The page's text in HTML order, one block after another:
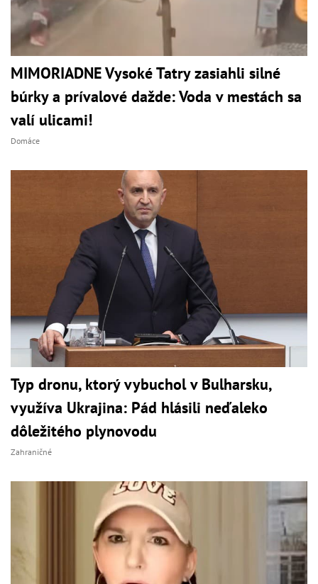
MIMORIADNE Vysoké Tatry zasiahli silné
búrky a prívalové dažde: Voda v mestách sa
valí ulicami!
Domáce
Typ dronu, ktorý vybuchol v Bulharsku,
využíva Ukrajina: Pád hlásili neďaleko
dôležitého plynovodu
Zahraničné